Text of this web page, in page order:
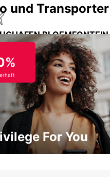
BLOEMFONTEIN
- SOUTH AFRICA
GABORONE
- BOTSWANA
und
For You